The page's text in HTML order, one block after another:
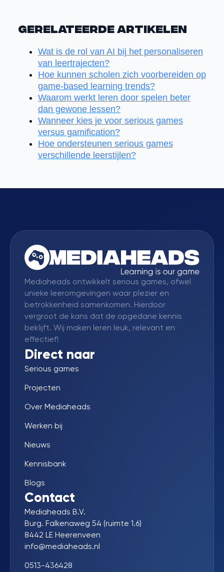
Gerelateerde artikelen
Wat is de rol van AI bij het personaliseren
van leertrajecten?
Hoe kunnen scholen zich voorbereiden op
game-based learning trends?
Waarom werkt leren door spelen beter
dan gewone lessen?
Wanneer kies je voor serious games
versus gamification?
Hoe ondersteunen serious games
verschillende leerstijlen?
Mediaheads ontwikkelt serious games, ofwel
unieke leeromgevingen waar plezier en
betrokkenheid samenkomen. Hierdoor
vergroot de kans dat de opgedane kennis
beklijft. Wij maken leren leuk, relevant en
effectief!
Direct naar
Serious games
Projecten
Over Mediaheads
Werken bij
Nieuws
Kennisbank
Blogs
Contact
Mediaheads B.V.
Burg. Falkenaweg 54 (ruimte 1.6)
8442 LE Heerenveen
info@mediaheads.nl
0513-436428